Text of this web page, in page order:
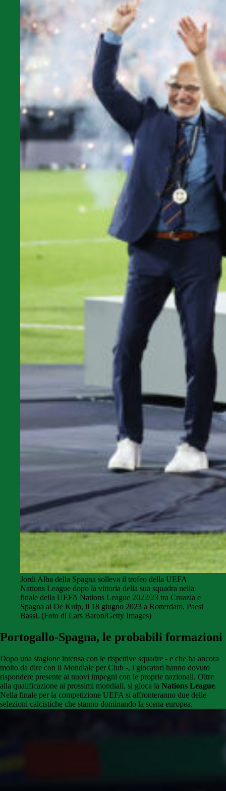
Jordi Alba della Spagna solleva il trofeo della UEFA
Nations League dopo la vittoria della sua squadra nella
finale della UEFA Nations League 2022/23 tra Croazia e
Spagna al De Kuip, il 18 giugno 2023 a Rotterdam, Paesi
Bassi. (Foto di Lars Baron/Getty Images)
Portogallo-Spagna, le probabili formazioni
Dopo una stagione intensa con le rispettive squadre - e che ha ancora
molto da dire con il Mondiale per Club -, i giocatori hanno dovuto
rispondere presente ai nuovi impegni con le proprie nazionali. Oltre
alla qualificazione ai prossimi mondiali, si gioca la Nations League.
Nella finale per la competizione UEFA si affronteranno due delle
selezioni calcistiche che stanno dominando la scena europea.